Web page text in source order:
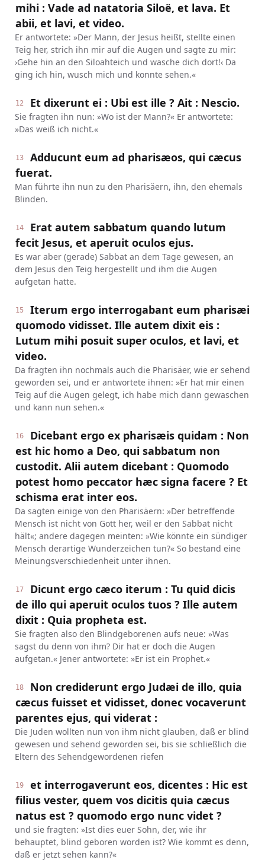
mihi : Vade ad natatoria Siloë, et lava. Et
abii, et lavi, et video.
Er antwortete: »Der Mann, der Jesus heißt, stellte einen
Teig her, strich ihn mir auf die Augen und sagte zu mir:
›Gehe hin an den Siloahteich und wasche dich dort!‹ Da
ging ich hin, wusch mich und konnte sehen.«
12 Et dixerunt ei : Ubi est ille ? Ait : Nescio.
Sie fragten ihn nun: »Wo ist der Mann?« Er antwortete:
»Das weiß ich nicht.«
13
Adducunt eum ad pharisæos, qui cæcus
fuerat.
Man führte ihn nun zu den Pharisäern, ihn, den ehemals
Blinden.
14
Erat autem sabbatum quando lutum
fecit Jesus, et aperuit oculos ejus.
Es war aber (gerade) Sabbat an dem Tage gewesen, an
dem Jesus den Teig hergestellt und ihm die Augen
aufgetan hatte.
15
Iterum ergo interrogabant eum pharisæi
quomodo vidisset. Ille autem dixit eis :
Lutum mihi posuit super oculos, et lavi, et
video.
Da fragten ihn nochmals auch die Pharisäer, wie er sehend
geworden sei, und er antwortete ihnen: »Er hat mir einen
Teig auf die Augen gelegt, ich habe mich dann gewaschen
und kann nun sehen.«
16
Dicebant ergo ex pharisæis quidam : Non
est hic homo a Deo, qui sabbatum non
custodit. Alii autem dicebant : Quomodo
potest homo peccator hæc signa facere ? Et
schisma erat inter eos.
Da sagten einige von den Pharisäern: »Der betreffende
Mensch ist nicht von Gott her, weil er den Sabbat nicht
hält«; andere dagegen meinten: »Wie könnte ein sündiger
Mensch derartige Wunderzeichen tun?« So bestand eine
Meinungsverschiedenheit unter ihnen.
17
Dicunt ergo cæco iterum : Tu quid dicis
de illo qui aperuit oculos tuos ? Ille autem
dixit : Quia propheta est.
Sie fragten also den Blindgeborenen aufs neue: »Was
sagst du denn von ihm? Dir hat er doch die Augen
aufgetan.« Jener antwortete: »Er ist ein Prophet.«
18
Non crediderunt ergo Judæi de illo, quia
cæcus fuisset et vidisset, donec vocaverunt
parentes ejus, qui viderat :
Die Juden wollten nun von ihm nicht glauben, daß er blind
gewesen und sehend geworden sei, bis sie schließlich die
Eltern des Sehendgewordenen riefen
19
et interrogaverunt eos, dicentes : Hic est
filius vester, quem vos dicitis quia cæcus
natus est ? quomodo ergo nunc videt ?
und sie fragten: »Ist dies euer Sohn, der, wie ihr
behauptet, blind geboren worden ist? Wie kommt es denn,
daß er jetzt sehen kann?«